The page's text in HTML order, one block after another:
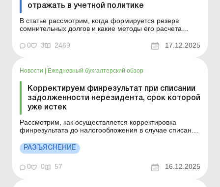
отражать в учетной политике
В статье рассмотрим, когда формируется резерв
сомнительных долгов и какие методы его расчета
для правильного отражения дебиторской
задолженности в финансовой отчетности. Его обязаны
непредпринимательских ...
0 3 2469 17.12.2025
Новости Ежедневный бухгалтерский обзор
Корректируем финрезультат при списании
задолженности нерезидента, срок которой
уже истек
Рассмотрим, как осуществляется корректировка
финрезультата до налогообложения в случае списания
относительно которой истек срок исковой давности.
Больше по теме: 14 способов скорректировать
сомнительных долгов и курсовые ...
РАЗЪЯСНЕНИЕ
0 0 57 16.12.2025